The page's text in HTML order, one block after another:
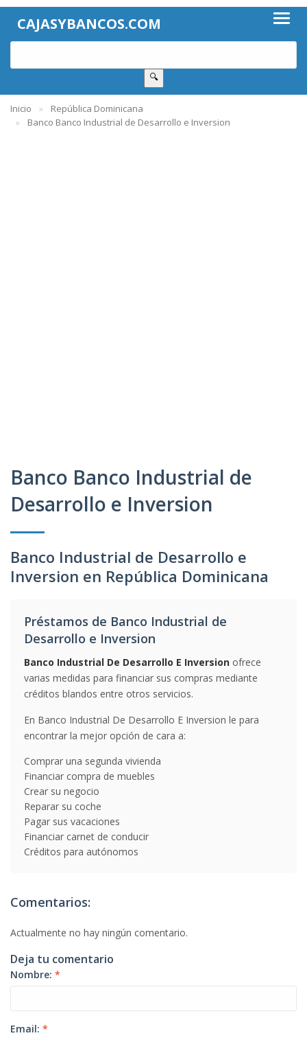
CAJASYBANCOS.COM
🔍
Inicio
República Dominicana
Banco Banco Industrial de Desarrollo e Inversion
Banco Banco Industrial de
Desarrollo e Inversion
Banco Industrial de Desarrollo e
Inversion en República Dominicana
Préstamos de Banco Industrial de
Desarrollo e Inversion
Banco Industrial De Desarrollo E Inversion ofrece
varias medidas para financiar sus compras mediante
créditos blandos entre otros servicios.
En Banco Industrial De Desarrollo E Inversion le para
encontrar la mejor opción de cara a:
Comprar una segunda vivienda
Financiar compra de muebles
Crear su negocio
Reparar su coche
Pagar sus vacaciones
Financiar carnet de conducir
Créditos para autónomos
Comentarios:
Actualmente no hay ningún comentario.
Deja tu comentario
Nombre: *
Email: *